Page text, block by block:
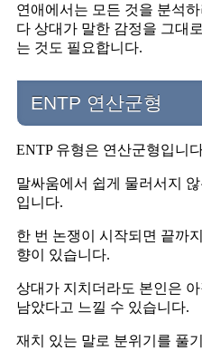
연애에서는 모든 것을 분석
다 상대가 말한 감정을 그대
는 것도 필요합니다.
ENTP 연산군형
ENTP 유형은 연산군형입니
말싸움에서 쉽게 물러서지
입니다.
한 번 논쟁이 시작되면 끝까
향이 있습니다.
상대가 지치더라도 본인은 아
남았다고 느낄 수 있습니다.
재치 있는 말로 분위기를 풀